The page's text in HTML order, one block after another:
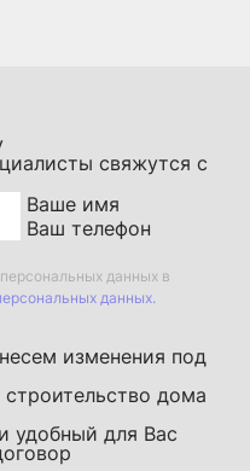
свяжутся с
Ваше имя
Ваш телефон
данных в
данных.
изменения под
удобный для Вас